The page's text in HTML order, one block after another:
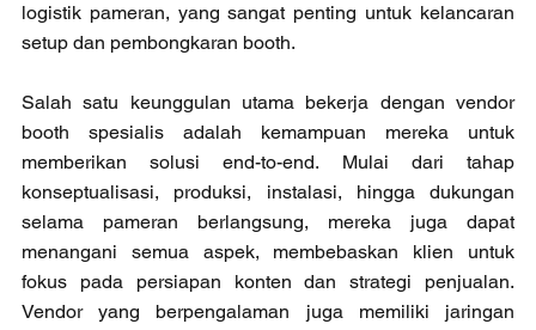
logistik pameran, yang sangat penting untuk kelancaran
setup dan pembongkaran booth.
Salah satu keunggulan utama bekerja dengan vendor
booth spesialis adalah kemampuan mereka untuk
memberikan solusi end-to-end. Mulai dari tahap
konseptualisasi, produksi, instalasi, hingga dukungan
selama pameran berlangsung, mereka juga dapat
menangani semua aspek, membebaskan klien untuk
fokus pada persiapan konten dan strategi penjualan.
Vendor yang berpengalaman juga memiliki jaringan